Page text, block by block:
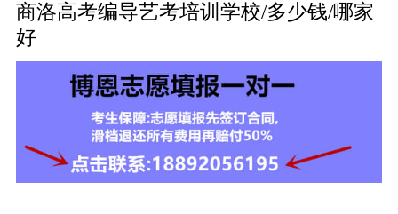
商洛高考编导艺考培训学校/多少钱/哪家
好